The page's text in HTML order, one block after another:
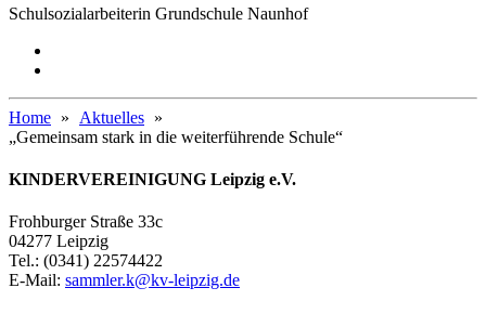
Schulsozialarbeiterin Grundschule Naunhof
Home
Aktuelles
„Gemeinsam stark in die weiterführende Schule“
KINDERVEREINIGUNG Leipzig e.V.
Frohburger Straße 33c
04277 Leipzig
Tel.: (0341) 22574422
E-Mail: sammler.k@kv-leipzig.de